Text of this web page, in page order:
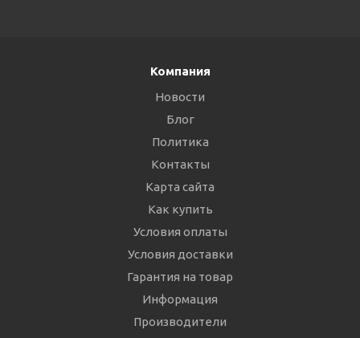
Компания
Новости
Блог
Политика
Контакты
Карта сайта
Как купить
Условия оплаты
Условия доставки
Гарантия на товар
Информация
Производители